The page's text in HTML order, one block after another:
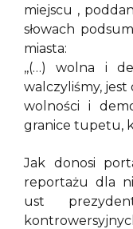
miejscu ,
słowach
miasta:
,,(…) wolna i
walczyliśmy,
wolności i
granice tupetu,
Jak donosi
reportażu dla
ust